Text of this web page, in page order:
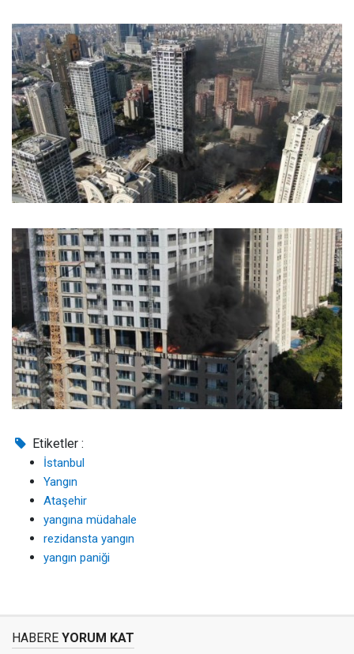
Etiketler :
İstanbul
Yangın
Ataşehir
yangına müdahale
rezidansta yangın
yangın paniği
HABERE YORUM KAT